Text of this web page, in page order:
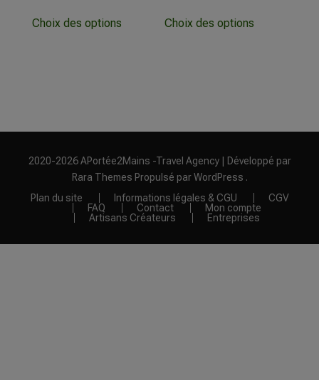
Choix des options Choix des options
2020-2026 APortée2Mains -Travel Agency | Développé par
Rara Themes Propulsé parWordPress .
Plan du site
Informations légales & CGU
CGV
FAQ
Contact
Mon compte
Artisans Créateurs
Entreprises